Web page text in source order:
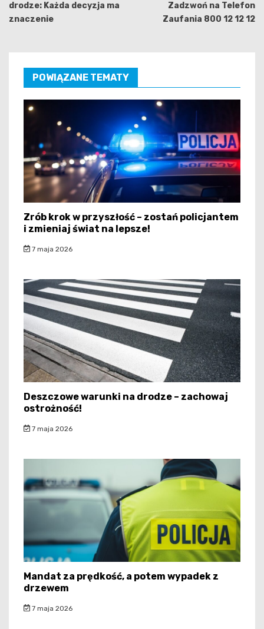
drodze: Każda decyzja ma
znaczenie
Zadzwoń na Telefon
Zaufania 800 12 12 12
POWIĄZANE TEMATY
Zrób krok w przyszłość – zostań policjantem
i zmieniaj świat na lepsze!
7 maja 2026
Deszczowe warunki na drodze – zachowaj
ostrożność!
7 maja 2026
Mandat za prędkość, a potem wypadek z
drzewem
7 maja 2026